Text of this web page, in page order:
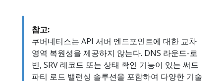
참고:
쿠버네티스는 API 서버 엔드포인트에 대한 교차
영역 복원성을 제공하지 않는다. DNS 라운드-로
빈, SRV 레코드 또는 상태 확인 기능이 있는 써드
파티 로드 밸런싱 솔루션을 포함하여 다양한 기술